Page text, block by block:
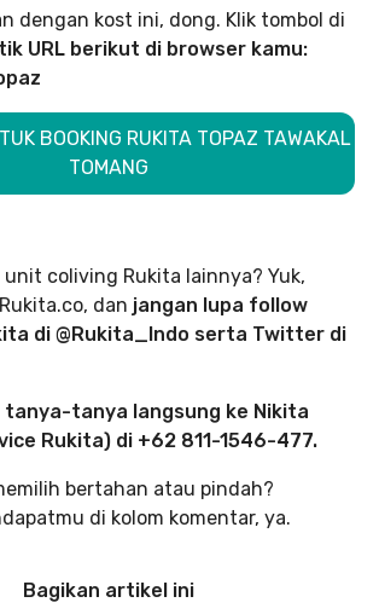
dengan kost ini, dong. Klik tombol di
URL berikut di browser kamu:
BOOKING RUKITA TOPAZ TAWAKAL
TOMANG
unit coliving Rukita lainnya? Yuk,
dan jangan lupa follow
di @Rukita_Indo serta Twitter di
tanya-tanya langsung ke Nikita
Rukita) di +62 811-1546-477.
bertahan atau pindah?
di kolom komentar, ya.
Bagikan artikel ini